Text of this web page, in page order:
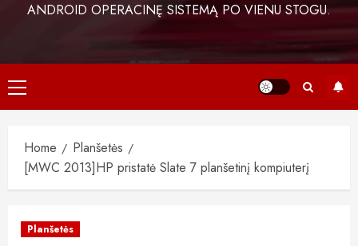
ANDROID OPERACINĘ SISTEMĄ PO VIENU STOGU.
Primary
Menu
Home
Planšetės
[MWC 2013]HP pristatė Slate 7 planšetinį kompiuterį
Planšetės